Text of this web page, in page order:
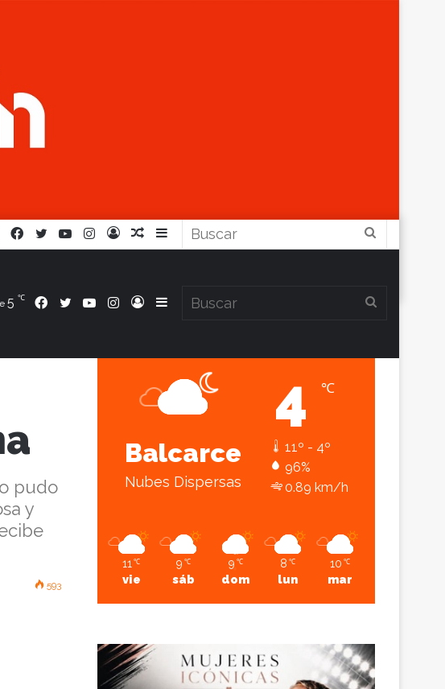
Barra
Artículo
Iniciar
Instagram
YouTube
Twitter
Facebook
Barra
Lateral
Iniciar
Sesión
Instagram
YouTube
Twitter
Facebook
5 ℃
pudo
y
593
Balcarce
Nubes Dispersas
4 ℃
11º - 4º
96%
0.89 km/h
11 ℃
vie
9 ℃
sáb
9 ℃
dom
8 ℃
lun
10 ℃
mar